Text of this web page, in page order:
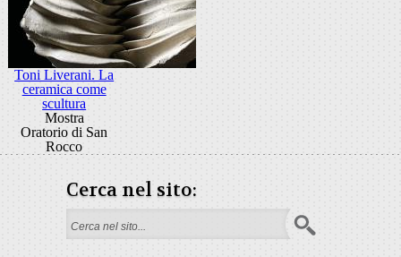
Toni Liverani. La
ceramica come
scultura
Mostra
Oratorio di San
Rocco
Cerca nel sito:
Form di ricerca